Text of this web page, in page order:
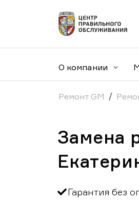
О компании
Ремонт GM
Замена
Гарантия без